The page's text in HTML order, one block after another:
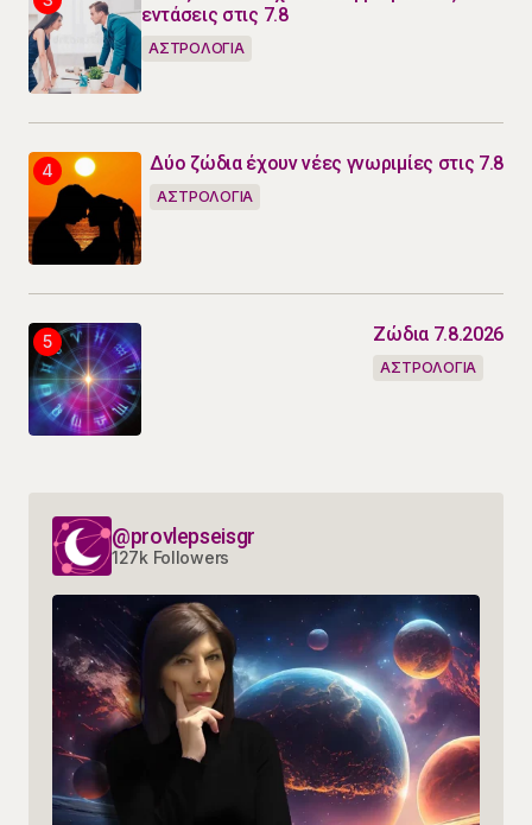
εντάσεις στις 7.8
ΑΣΤΡΟΛΟΓΙΑ
Δύο ζώδια έχουν νέες γνωριμίες στις 7.8
ΑΣΤΡΟΛΟΓΙΑ
Ζώδια 7.8.2026
ΑΣΤΡΟΛΟΓΙΑ
@provlepseisgr
127k Followers